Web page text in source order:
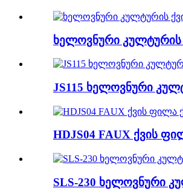
ხელოვნური
JS115 ხელოვნური
HDJS04 FAUX ქვის
SLS-230 ხელოვნური